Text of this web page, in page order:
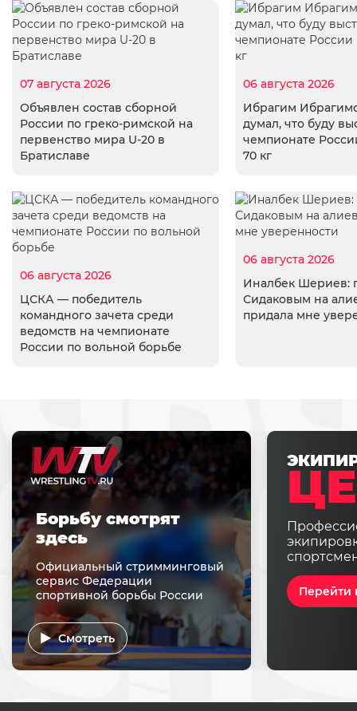
07 августа 2026
Объявлен состав сборной
России по греко-римской на
первенство мира U-20 в
Братиславе
06 августа 2026
Ибрагим
думал, что буду
чемпионате
70 кг
06 августа 2026
ЦСКА — победитель
командного зачета среди
ведомств на чемпионате
России по вольной борьбе
06 августа 2026
Иналбек Шериев:
Сидаковым на
придала мне
Перейти
Борьбу смотрят
здесь
Официальный стримминговый
сервис Федерации
спортивной борьбы России
Смотреть